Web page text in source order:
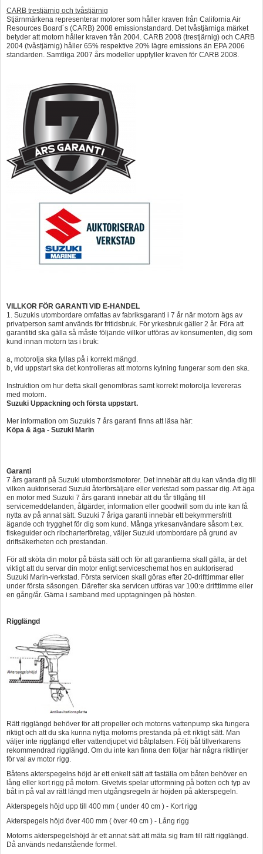
CARB trestjärnig och tvåstjärnig
Stjärnmärkena representerar motorer som håller kraven från California Air
Resources Board´s (CARB) 2008 emissionstandard. Det tvåstjärniga märket
betyder att motorn håller kraven från 2004. CARB 2008 (trestjärnig) och CARB
2004 (tvåstjärnig) håller 65% respektive 20% lägre emissions än EPA 2006
standarden. Samtliga 2007 års modeller uppfyller kraven för CARB 2008.
VILLKOR FÖR GARANTI VID E-HANDEL
1. Suzukis utombordare omfattas av fabriksgaranti i 7 år när motorn ägs av
privatperson samt används för fritidsbruk. För yrkesbruk gäller 2 år. Föra att
garantitid ska gälla så måste följande villkor utföras av konsumenten, dig som
kund innan motorn tas i bruk:
a, motorolja ska fyllas på i korrekt mängd.
b, vid uppstart ska det kontrolleras att motorns kylning fungerar som den ska.
Instruktion om hur detta skall genomföras samt korrekt motorolja levereras
med motorn.
Suzuki Uppackning och första uppstart.
Mer information om Suzukis 7 års garanti finns att läsa här:
Köpa & äga - Suzuki Marin
Garanti
7 års garanti på Suzuki utombordsmotorer. Det innebär att du kan vända dig till
vilken auktoriserad Suzuki återförsäljare eller verkstad som passar dig. Att äga
en motor med Suzuki 7 års garanti innebär att du får tillgång till
servicemeddelanden, åtgärder, information eller goodwill som du inte kan få
nytta av på annat sätt. Suzuki 7 åriga garanti innebär ett bekymmersfritt
ägande och trygghet för dig som kund. Många yrkesanvändare såsom t.ex.
fiskeguider och ribcharterföretag, väljer Suzuki utombordare på grund av
driftsäkerheten och prestandan.
För att sköta din motor på bästa sätt och för att garantierna skall gälla, är det
viktigt att du servar din motor enligt serviceschemat hos en auktoriserad
Suzuki Marin-verkstad. Första servicen skall göras efter 20-drifttimmar eller
under första säsongen. Därefter ska servicen utföras var 100:e drifttimme eller
en gång/år. Gärna i samband med upptagningen på hösten.
Rigglängd
Rätt rigglängd behöver för att propeller och motorns vattenpump ska fungera
riktigt och att du ska kunna nyttja motorns prestanda på ett riktigt sätt. Man
väljer inte rigglängd efter vattendjupet vid båtplatsen. Följ båt tillverkarens
rekommendrad rigglängd. Om du inte kan finna den följar här några riktlinjer
för val av motor rigg.
Båtens akterspegelns höjd är ett enkelt sätt att faställa om båten behöver en
lång eller kort rigg på motorn. Givetvis spelar utformning på botten och typ av
båt in på val av rätt längd men utgångsregeln är höjden på akterspegeln.
Akterspegels höjd upp till 400 mm ( under 40 cm ) - Kort rigg
Akterspegels höjd över 400 mm ( över 40 cm ) - Lång rigg
Motorns akterspegelshöjd är ett annat sätt att mäta sig fram till rätt rigglängd.
Då används nedanstående formel.